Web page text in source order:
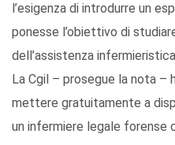
l’esigenza di introdurre un
ponesse l’obiettivo di
dell’assistenza
La Cgil – prosegue la nota –
mettere gratuitamente a
un infermiere legale forense